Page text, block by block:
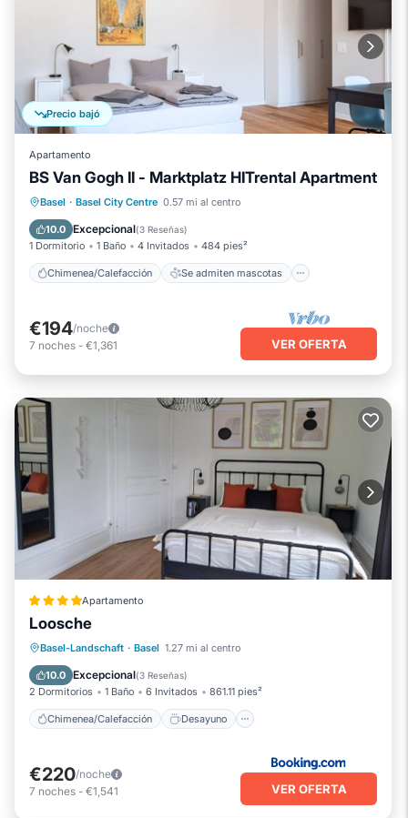
Precio bajó
Apartamento
BS Van Gogh II - Marktplatz HITrental Apartment
Basel · Basel City Centre 0.57 mi al centro
10.0 Excepcional(3 Reseñas)
1 Dormitorio 1 Baño 4 Invitados 484 pies²
Chimenea/Calefacción Se admiten mascotas
Chimenea/Calefacción
Se admiten mascotas
Cocina
Internet
€194/noche
7 noches - €1,361 VER OFERTA
Apartamento
Loosche
Basel-Landschaft · Basel 1.27 mi al centro
10.0 Excepcional(3 Reseñas)
2 Dormitorios 1 Baño 6 Invitados 861.11 pies²
Chimenea/Calefacción Desayuno
Chimenea/Calefacción
Desayuno
Aparcamiento
€220/noche
7 noches - €1,541 VER OFERTA